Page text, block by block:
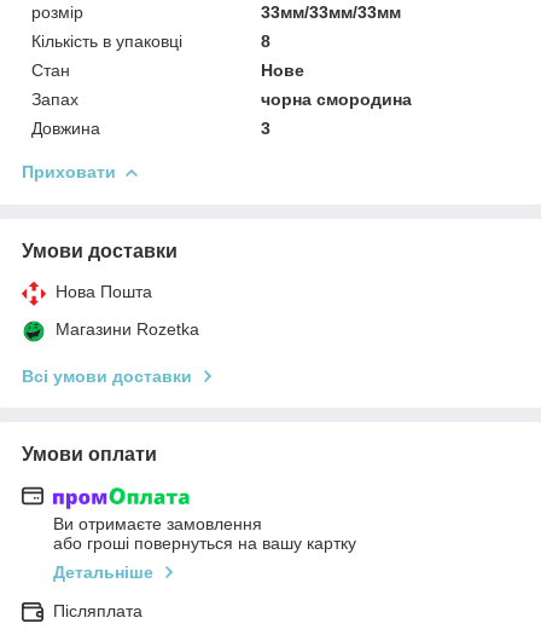
розмір
33мм/33мм/33мм
Кількість в упаковці
8
Стан
Нове
Запах
чорна смородина
Довжина
3
Приховати
Умови доставки
Нова Пошта
Магазини Rozetka
Всі умови доставки
Умови оплати
Ви отримаєте замовлення
або гроші повернуться на вашу картку
Детальніше
Післяплата